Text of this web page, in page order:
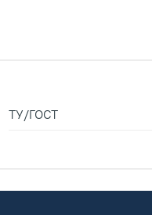
ТУ/ГОСТ